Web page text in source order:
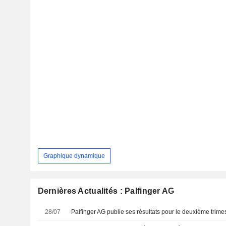
Graphique dynamique
Dernières Actualités : Palfinger AG
28/07